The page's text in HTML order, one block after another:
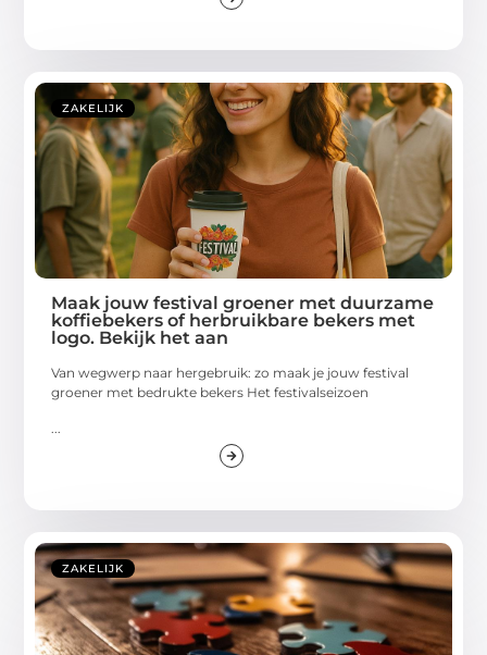
ZAKELIJK
Maak jouw festival groener met duurzame
koffiebekers of herbruikbare bekers met
logo. Bekijk het aan
Van wegwerp naar hergebruik: zo maak je jouw festival
groener met bedrukte bekers Het festivalseizoen
ZAKELIJK